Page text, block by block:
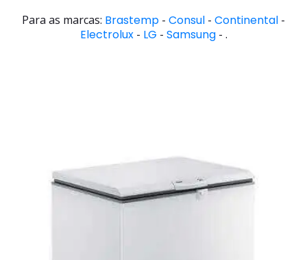
Para as marcas: Brastemp - Consul - Continental -
Electrolux- LG - Samsung- .